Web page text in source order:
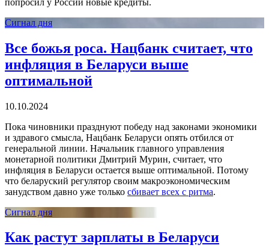
Сигнал дня
Все божья роса. Нацбанк считает, что
инфляция в Беларуси выше
оптимальной
10.10.2024
Пока чиновники празднуют победу над законами экономики
и здравого смысла, Нацбанк Беларуси опять отбился от
генеральной линии. Начальник главного управления
монетарной политики Дмитрий Мурин, считает, что
инфляция в Беларуси остается выше оптимальной. Потому
что беларуский регулятор своим макроэкономическим
занудством давно уже только сбивает всех с ритма.
Сигнал дня
Как растут зарплаты в Беларуси